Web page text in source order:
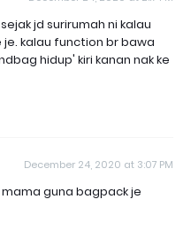
jd surirumah ni kalau
kalau function br bawa
hidup' kiri kanan nak ke
December 24, 2020 at 3:07 PM
guna bagpack je